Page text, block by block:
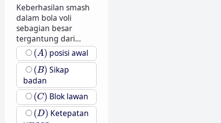
Keberhasilan smash
dalam bola voli
sebagian besar
tergantung dari...
(A)
(A) posisi awal
(B)
(B) Sikap
badan
(C)
(C) Blok lawan
(D)
(D) Ketepatan